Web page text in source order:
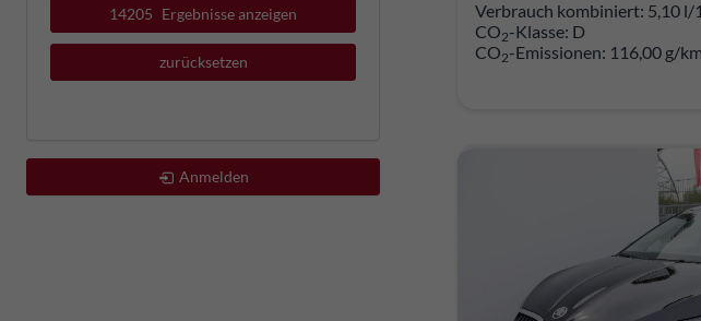
Verbrauch kombiniert: 5,10 l/
CO2-Klasse: D
CO2-Emissionen: 116,00 g/km
14205 Ergebnisse anzeigen
zurücksetzen
Anmelden